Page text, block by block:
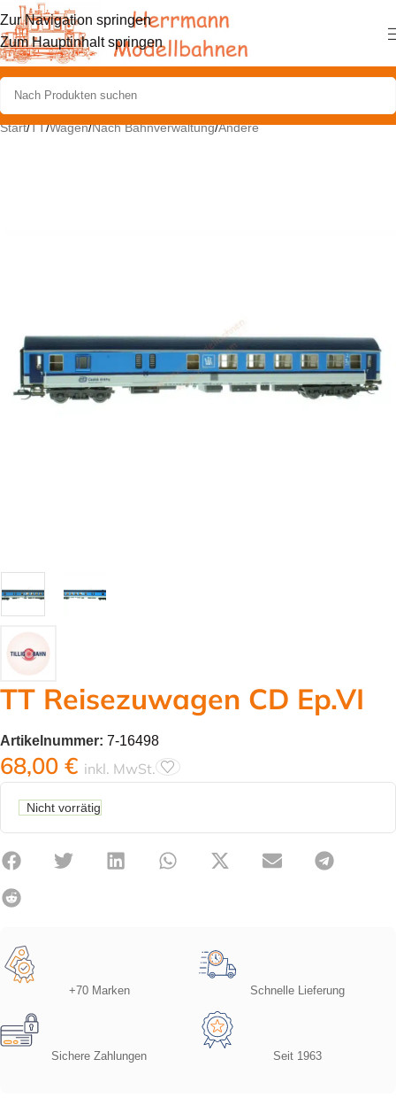
Zur Navigation springen
Zum Hauptinhalt springen
Start/TT/Wagen/Nach Bahnverwaltung/Andere
TT Reisezuwagen CD Ep.VI
Artikelnummer: 7-16498
68,00 € inkl. MwSt.
Nicht vorrätig
+70 Marken Schnelle Lieferung
Sichere Zahlungen Seit 1963